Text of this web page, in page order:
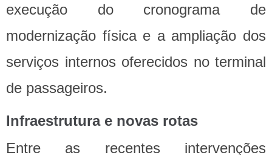
execução do cronograma de
modernização física e a ampliação dos
serviços internos oferecidos no terminal
de passageiros.
Infraestrutura e novas rotas
Entre as recentes intervenções